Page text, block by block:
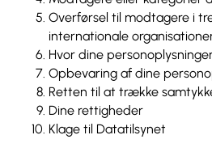
Overførsel til modtagere i
internationale
Hvor dine
Opbevaring af dine
Retten til at trække
Dine rettigheder
Klage til Datatilsynet